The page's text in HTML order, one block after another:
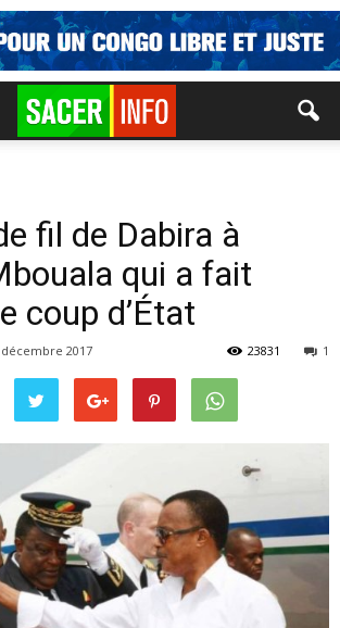
fil de Dabira à
qui a fait
coup d’État
décembre 2017 1
23831